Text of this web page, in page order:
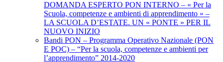
DOMANDA ESPERTO PON INTERNO – « Per la
Scuola, competenze e ambienti di apprendimento » –
LA SCUOLA D’ESTATE. UN « PONTE » PER IL
NUOVO INIZIO
Bandi PON – Programma Operativo Nazionale (PON
E POC) – “Per la scuola, competenze e ambienti per
l’apprendimento” 2014-2020